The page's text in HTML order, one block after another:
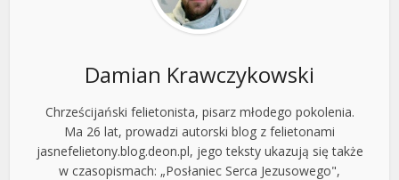
Damian Krawczykowski
Chrześcijański felietonista, pisarz młodego pokolenia.
Ma 26 lat, prowadzi autorski blog z felietonami
jasnefelietony.blog.deon.pl, jego teksty ukazują się także
w czasopismach: „Posłaniec Serca Jezusowego",